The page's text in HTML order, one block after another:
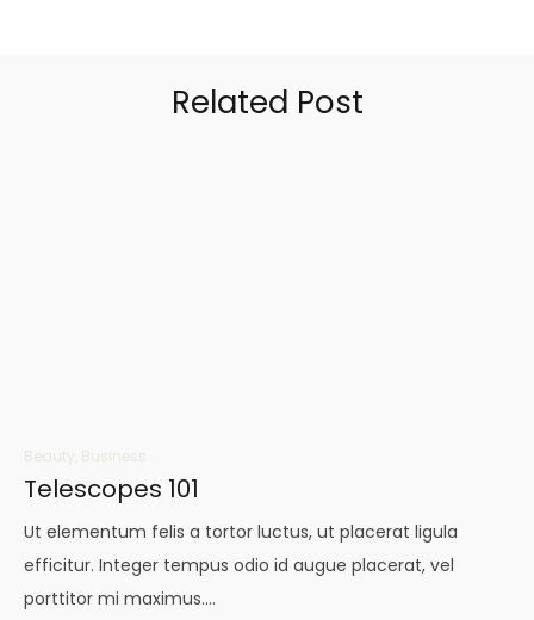
Related Post
Beauty Business
Telescopes 101
Ut elementum felis a tortor luctus, ut placerat ligula
efficitur. Integer tempus odio id augue placerat, vel
porttitor mi maximus.…